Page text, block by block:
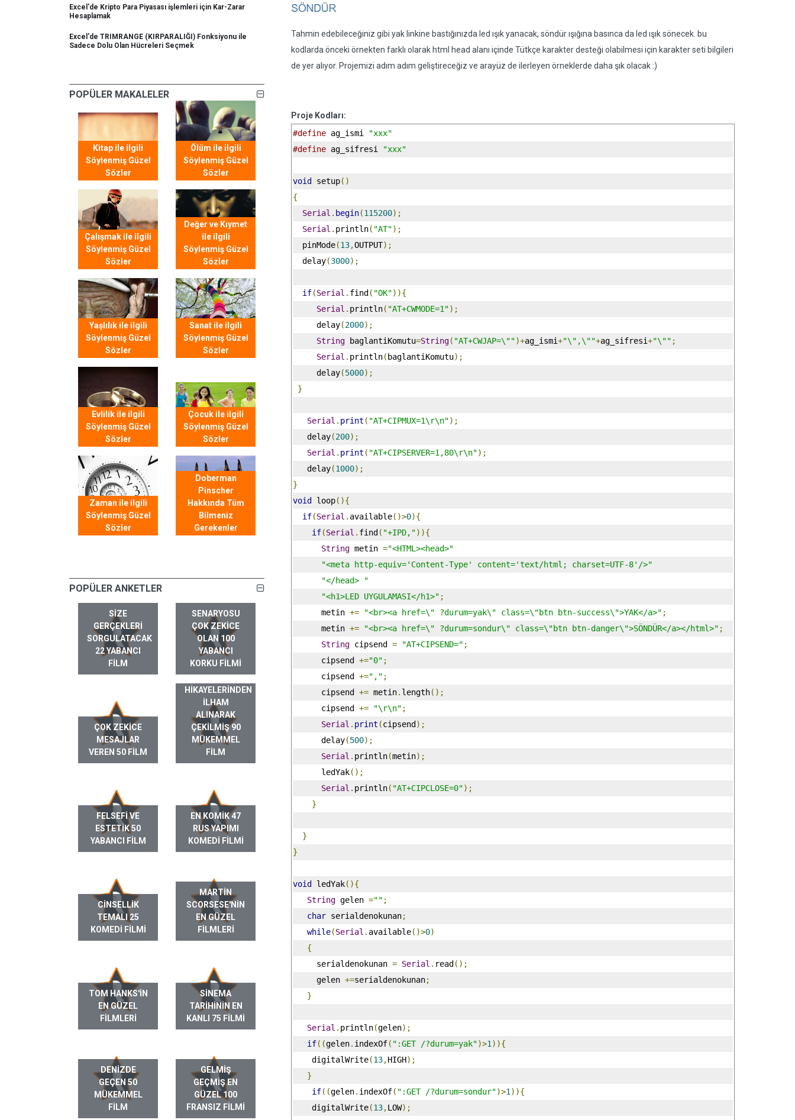
Excel'de Kripto Para Piyasası işlemleri için Kar-Zarar
Hesaplamak
Excel'de TRIMRANGE (KIRPARALIĞI) Fonksiyonu ile
Sadece Dolu Olan Hücreleri Seçmek
POPÜLER MAKALELER
Kitap ile ilgili
Söylenmiş Güzel
Sözler
Ölüm ile ilgili
Söylenmiş Güzel
Sözler
Çalışmak ile ilgili
Söylenmiş Güzel
Sözler
Değer ve Kıymet
ile ilgili
Söylenmiş Güzel
Sözler
Yaşlılık ile ilgili
Söylenmiş Güzel
Sözler
Sanat ile ilgili
Söylenmiş Güzel
Sözler
Evlilik ile ilgili
Söylenmiş Güzel
Sözler
Çocuk ile ilgili
Söylenmiş Güzel
Sözler
Zaman ile ilgili
Söylenmiş Güzel
Sözler
Doberman
Pinscher
Hakkında Tüm
Bilmeniz
Gerekenler
POPÜLER ANKETLER
SIZE
GERÇEKLERI
SORGULATACAK
22 YABANCI
FILM
SENARYOSU
ÇOK ZEKICE
OLAN 100
YABANCI
KORKU FILMI
ÇOK ZEKICE
MESAJLAR
VEREN 50 FILM
GERÇEK HAYAT
HIKAYELERINDEN
ILHAM
ALINARAK
ÇEKILMIŞ 90
MÜKEMMEL
FILM
FELSEFI VE
ESTETIK 50
YABANCI FILM
EN KOMIK 47
RUS YAPIMI
KOMEDI FILMI
CINSELLIK
TEMALI 25
KOMEDI FILMI
MARTIN
SCORSESE'NIN
EN GÜZEL
FILMLERI
TOM HANKS'IN
EN GÜZEL
FILMLERI
SINEMA
TARIHININ EN
KANLI 75 FILMI
DENIZDE
GEÇEN 50
MÜKEMMEL
FILM
GELMIŞ
GEÇMIŞ EN
GÜZEL 100
FRANSIZ FILMI
Tahmin edebileceğiniz gibi yak linkine bastığınızda led ışık yanacak, söndür ışığına basınca da led ışık sönecek. bu
kodlarda önceki örnekten farklı olarak html head alanı içinde Tütkçe karakter desteği olabilmesi için karakter seti bilgileri
de yer alıyor. Projemizi adım adım geliştireceğiz ve arayüz de ilerleyen örneklerde daha şık olacak :)
Proje Kodları:
#define ag_ismi
"xxx"
#define ag_sifresi "xxx"
void setup()
{
Serial . begin(115200);
Serial . println( "AT");
  pinMode
(13,OUTPUT);
  delay
(3000);
if(Serial . find ( "OK")){
Serial . println( "AT+CWMODE=1");
     delay
(2000);
String baglantiKomutu=String( "AT+CWJAP=\"")+ag_ismi+"\",\""+ag_sifresi+"\"" ;
Serial . println( baglantiKomutu);
     delay
(5000);
}
Serial . print ( "AT+CIPMUX=1\r\n");
   delay
(200);
Serial . print ( "AT+CIPSERVER=1,80\r\n");
   delay
(1000);
}
void
loop(){
if(Serial . available()>0){
if(Serial . find ( "+IPD,")){
String metin ="<HTML><head>"
"<meta http-equiv='Content-Type' content='text/html; charset=UTF-8'/>"
"</head> "
"<h1>LED UYGULAMASI</h1>" ;
      metin
+= "<br><a href=\" ?durum=yak\" class=\"btn btn-success\">YAK</a>" ;
      metin
+= "<br><a href=\" ?durum=sondur\" class=\"btn btn-danger\">SÖNDÜR</a></html>" ;
String cipsend = "AT+CIPSEND=" ;
      cipsend
+="0" ;
      cipsend
+="," ;
      cipsend
+= metin. length();
      cipsend
+= "\r\n" ;
Serial . print (cipsend );
      delay
(500);
Serial . println(metin);
      ledYak
();
Serial . println( "AT+CIPCLOSE=0");
}
}
}
void ledYak(){
String gelen ="" ;
char serialdenokunan;
while(Serial . available()>0)
{
     serialdenokunan
= Serial . read ();
     gelen
+=serialdenokunan;
}
Serial . println(gelen);
if((gelen. indexOf( ":GET /?durum=yak")>1 )){
    digitalWrite
(13,HIGH);
}
if((gelen. indexOf( ":GET /?durum=sondur")>1 )){
    digitalWrite
(13,LOW);